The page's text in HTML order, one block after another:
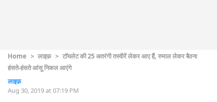
Home > लाइफ़ > टॉयलेट की 25 अतरंगी तस्वीरें लेकर आए हैं, रुमाल लेकर बैठना
हंसते-हंसते आंसू निकल आएंगे
लाइफ़
Aug 30, 2019 at 07:19 PM